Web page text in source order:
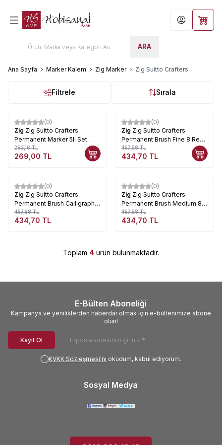
ARA
Hesabım
Ana Sayfa Marker Kalem Zig Marker Zig Suitto Crafters
Filtrele Sırala
%5
(0)
Zig Zig Suitto Crafters
Permanent Marker 5li Set
SC5VBK
283,16TL
269,00 TL
%5
(0)
Zig Zig Suitto Crafters
Permanent Brush Fine 8 Renk
0.5mm SC-220
457,58TL
434,70 TL
%5
(0)
Zig Zig Suitto Crafters
Permanent Brush Calligraphy
8li 3.5mm SC-350
457,58TL
434,70 TL
%5
(0)
Zig Zig Suitto Crafters
Permanent Brush Medium 8
Renk 1mm SC-100
457,58TL
434,70 TL
Toplam 4 ürün bulunmaktadır.
E-Bülten Aboneliği
Kampanya ve yeniliklerden haberdar olmak için e-bültenimize abone
olun!
Kayıt Ol
KVKK Sözleşmesi'ni okudum, kabul ediyorum.
Sosyal Medya